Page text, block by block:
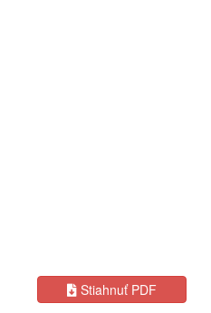
Stiahnuť PDF